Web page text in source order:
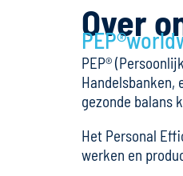
Over
PEP®
Handelsbanken,
gezonde balans
Het Personal
werken en